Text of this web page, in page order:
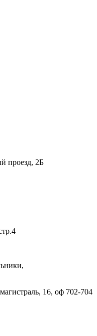
проезд, 2Б
16, оф 702-704